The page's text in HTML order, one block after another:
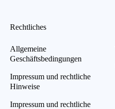
Rechtliches
Allgemeine
Geschäftsbedingungen
Impressum und rechtliche
Hinweise
Impressum und rechtliche